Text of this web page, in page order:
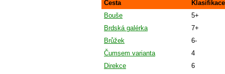
Cesta
Bouše
5+
Brdská galérka
7+
Brůžek
6-
Čumsem varianta
4
Direkce
6